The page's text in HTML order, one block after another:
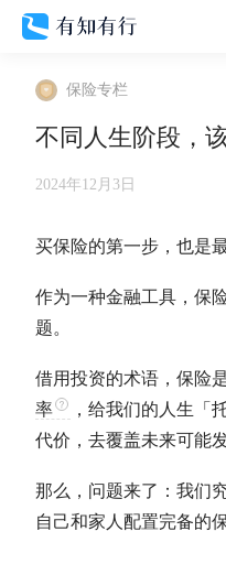
保险专栏
不同人生阶段，
2024年12月3日
买保险的第一步，也是
作为一种金融工具，保
题。
借用投资的术语，保险
率
，给我们的人生「
代价，去覆盖未来可能
那么，问题来了：我们
自己和家人配置完备的